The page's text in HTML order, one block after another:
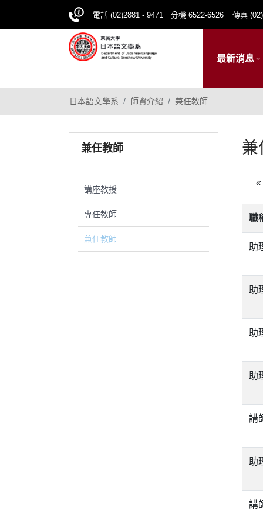
電話 (02)2881 - 9471 分機 6522-6526 傳真
最新消息
日本語文學系 師資介紹 兼任教師
兼任教師
講座教授
專任教師
兼任教師
兼
«
職
助
助
助
助
講
助
講